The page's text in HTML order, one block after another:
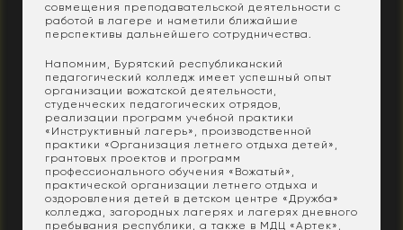
совмещения преподавательской деятельности с
работой в лагере и наметили ближайшие
перспективы дальнейшего сотрудничества.
Напомним, Бурятский республиканский
педагогический колледж имеет успешный опыт
организации вожатской деятельности,
студенческих педагогических отрядов,
реализации программ учебной практики
«Инструктивный лагерь», производственной
практики «Организация летнего отдыха детей»,
грантовых проектов и программ
профессионального обучения «Вожатый»,
практической организации летнего отдыха и
оздоровления детей в детском центре «Дружба»
колледжа, загородных лагерях и лагерях дневного
пребывания республики, а также в МДЦ «Артек»,